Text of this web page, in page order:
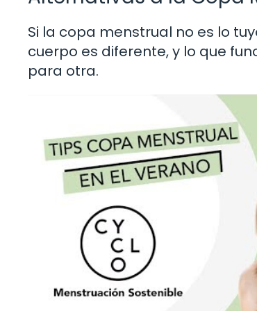
Si la copa menstrual no es lo
cuerpo es diferente, y lo que
para otra.